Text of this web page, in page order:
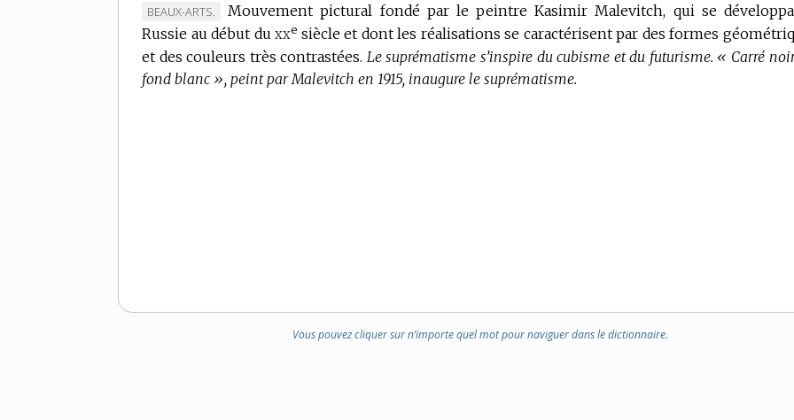
MARQUE
DE
DOMAINE
:
BEAUX-ARTS.
Mouvement pictural fondé par le peintre Kasimir Malevitch, qui se
Russie au début duxxe siècle et dont les réalisations se caractérisent par des formes
et des couleurs très contrastées. Le suprématisme s’inspire du cubisme et du futurisme. « Carré
fond blanc », peint par Malevitch en 1915, inaugure le suprématisme.
Vous pouvez cliquer sur n’importe quel mot pour naviguer dans le dictionnaire.